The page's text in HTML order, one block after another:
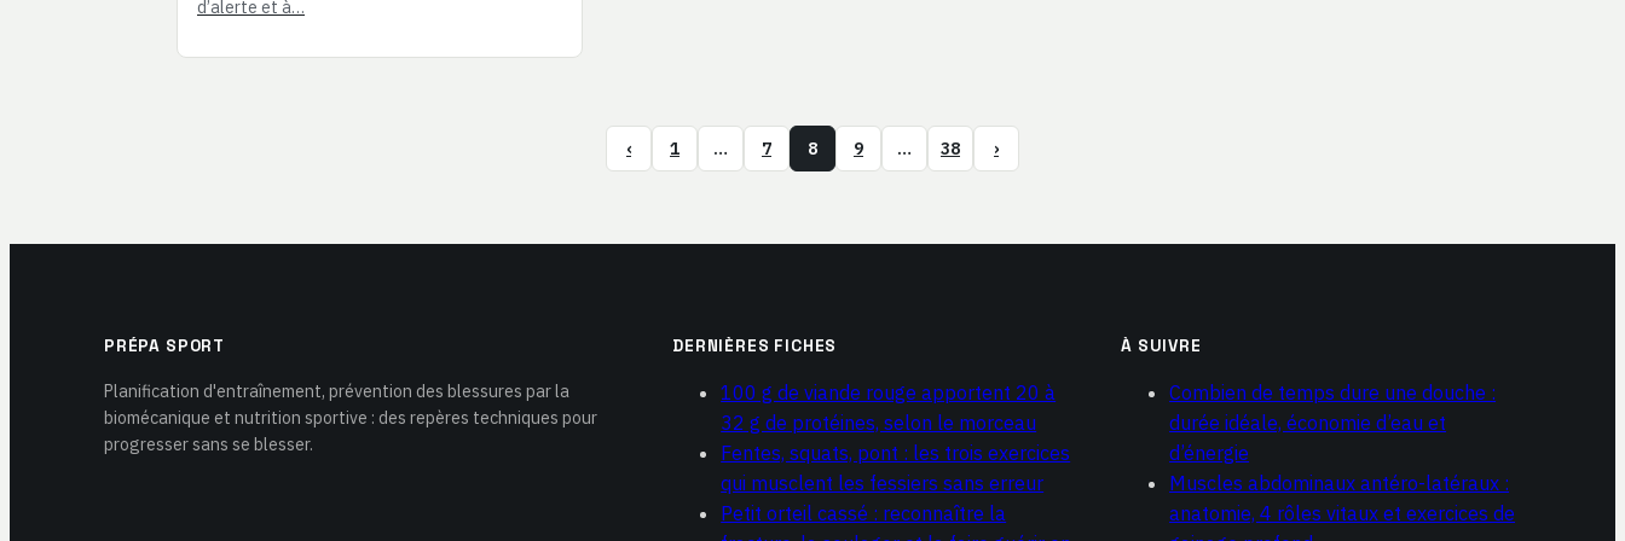
d’alerte et à…
‹ 1 … 7 8 9 … 38 ›
PRÉPA SPORT
Planification d'entraînement, prévention des blessures par la
biomécanique et nutrition sportive : des repères techniques pour
progresser sans se blesser.
DERNIÈRES FICHES
100 g de viande rouge apportent 20 à
32 g de protéines, selon le morceau
Fentes, squats, pont : les trois exercices
qui musclent les fessiers sans erreur
Petit orteil cassé : reconnaître la
À SUIVRE
Combien de temps dure une douche :
durée idéale, économie d’eau et
d’énergie
Muscles abdominaux antéro-latéraux :
anatomie, 4 rôles vitaux et exercices de